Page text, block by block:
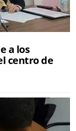
a los
centro de